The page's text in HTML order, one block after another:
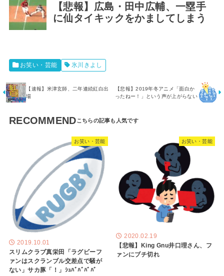
【悲報】広島・田中広輔、一塁手
に仙タイキックをかましてしまう
お笑い・芸能 氷川きよし
【速報】米津玄師、二年連続紅白出
場
【悲報】2019年冬アニメ「面白か
ったねー！」という声が上がらない
RECOMMEND
お笑い・芸能
2019.10.01
スリムクラブ真栄田「ラグビーフ
ァンはスクランブル交差点で騒が
ない」サカ豚「！」ｼｭﾊﾞﾊﾞﾊﾞﾊﾞ
お笑い・芸能
2020.02.19
【悲報】King Gnu井口理さん、フ
ァンにブチ切れ